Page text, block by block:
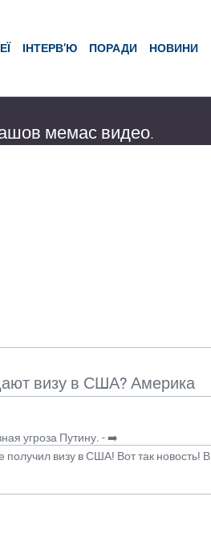
ІНТЕРВ’Ю ПОРАДИ НОВИНИ
мемас видео.
визу в США? Америка
угроза Путину. - ➡️
визу в США! Вот так новость! В